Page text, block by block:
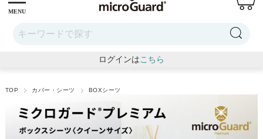
MENU
ログインは こちら
TOP カバー・シーツ BOXシーツ